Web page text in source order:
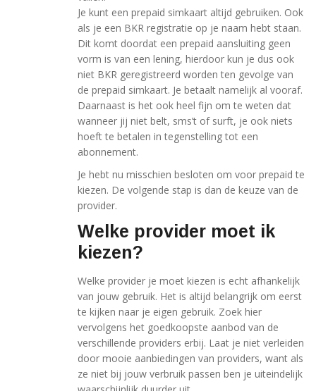
Je kunt een prepaid simkaart altijd gebruiken. Ook
als je een BKR registratie op je naam hebt staan.
Dit komt doordat een prepaid aansluiting geen
vorm is van een lening, hierdoor kun je dus ook
niet BKR geregistreerd worden ten gevolge van
de prepaid simkaart. Je betaalt namelijk al vooraf.
Daarnaast is het ook heel fijn om te weten dat
wanneer jij niet belt, sms’t of surft, je ook niets
hoeft te betalen in tegenstelling tot een
abonnement.
Je hebt nu misschien besloten om voor prepaid te
kiezen. De volgende stap is dan de keuze van de
provider.
Welke provider moet ik
kiezen?
Welke provider je moet kiezen is echt afhankelijk
van jouw gebruik. Het is altijd belangrijk om eerst
te kijken naar je eigen gebruik. Zoek hier
vervolgens het goedkoopste aanbod van de
verschillende providers erbij. Laat je niet verleiden
door mooie aanbiedingen van providers, want als
ze niet bij jouw verbruik passen ben je uiteindelijk